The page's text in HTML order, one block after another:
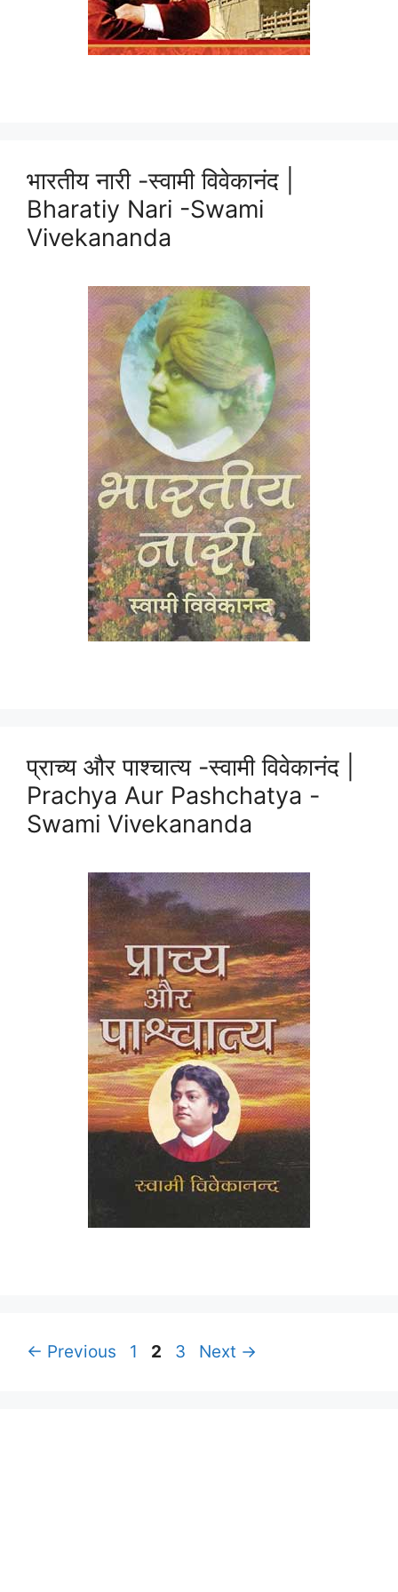
भारतीय नारी -स्वामी विवेकानंद |
Bharatiy Nari -Swami
Vivekananda
प्राच्य और पाश्चात्य -स्वामी विवेकानंद |
Prachya Aur Pashchatya -
Swami Vivekananda
← Previous Page
1 Page
2 Page
3 Next →